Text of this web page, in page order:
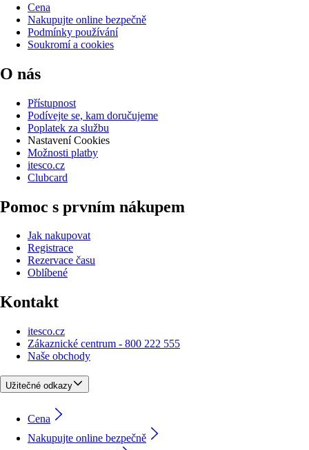
Cena
Nakupujte online bezpečně
Podmínky používání
Soukromí a cookies
O nás
Přístupnost
Podívejte se, kam doručujeme
Poplatek za službu
Nastavení Cookies
Možnosti platby
itesco.cz
Clubcard
Pomoc s prvním nákupem
Jak nakupovat
Registrace
Rezervace času
Oblíbené
Kontakt
itesco.cz
Zákaznické centrum - 800 222 555
Naše obchody
Užitečné odkazy
Cena
Nakupujte online bezpečně